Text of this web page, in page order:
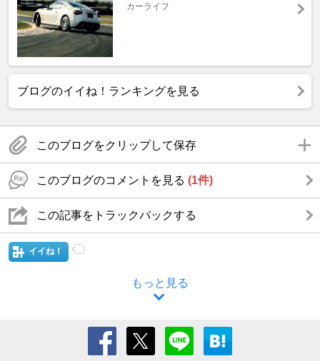
カーライフ
ブログのイイね！ランキングを見る
このブログをクリップして保存
このブログのコメントを見る (1件)
この記事をトラックバックする
イイね！
もっと見る